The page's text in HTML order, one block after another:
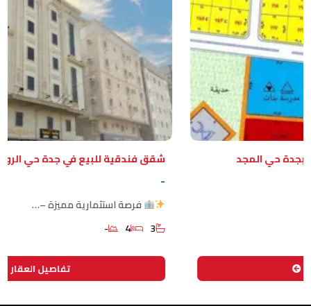
حي المجد شقق فندقية للبيع في جدة حي الروابي
فرصة استثمارية مميزة –…
3
4
-
تفاصيل العقار